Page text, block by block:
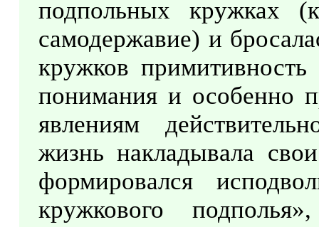
подпольных кружках
самодержавие) и
кружков
понимания и особенно
явлениям
жизнь накладывала
формировался
кружкового